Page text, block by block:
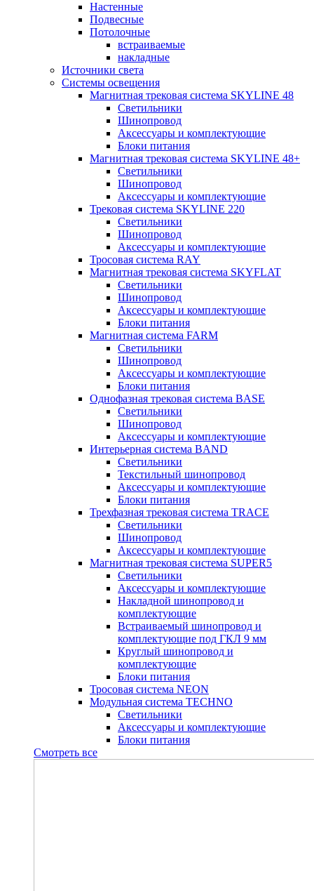
Настенные
Подвесные
Потолочные
встраиваемые
накладные
Источники света
Системы освещения
Магнитная трековая система SKYLINE 48
Светильники
Шинопровод
Аксессуары и комплектующие
Блоки питания
Магнитная трековая система SKYLINE 48+
Светильники
Шинопровод
Аксессуары и комплектующие
Трековая система SKYLINE 220
Светильники
Шинопровод
Аксессуары и комплектующие
Тросовая система RAY
Магнитная трековая система SKYFLAT
Светильники
Шинопровод
Аксессуары и комплектующие
Блоки питания
Магнитная система FARM
Светильники
Шинопровод
Аксессуары и комплектующие
Блоки питания
Однофазная трековая система BASE
Светильники
Шинопровод
Аксессуары и комплектующие
Интерьерная система BAND
Светильники
Текстильный шинопровод
Аксессуары и комплектующие
Блоки питания
Трехфазная трековая система TRACE
Светильники
Шинопровод
Аксессуары и комплектующие
Магнитная трековая система SUPER5
Светильники
Аксессуары и комплектующие
Накладной шинопровод и
комплектующие
Встраиваемый шинопровод и
комплектующие под ГКЛ 9 мм
Круглый шинопровод и
комплектующие
Блоки питания
Тросовая система NEON
Модульная система TECHNO
Светильники
Аксессуары и комплектующие
Блоки питания
Смотреть все